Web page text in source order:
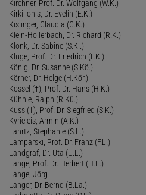
Kirchner, Prof. Dr. Wolfgang (W.K.)
Kirkilionis, Dr. Evelin (E.K.)
Kislinger, Claudia (C.K.)
Klein-Hollerbach, Dr. Richard (R.K.)
Klonk, Dr. Sabine (S.Kl.)
Kluge, Prof. Dr. Friedrich (F.K.)
König, Dr. Susanne (S.Kö.)
Körner, Dr. Helge (H.Kör.)
Kössel (†), Prof. Dr. Hans (H.K.)
Kühnle, Ralph (R.Kü.)
Kuss (†), Prof. Dr. Siegfried (S.K.)
Kyrieleis, Armin (A.K.)
Lahrtz, Stephanie (S.L.)
Lamparski, Prof. Dr. Franz (F.L.)
Landgraf, Dr. Uta (U.L.)
Lange, Prof. Dr. Herbert (H.L.)
Lange, Jörg
Langer, Dr. Bernd (B.La.)